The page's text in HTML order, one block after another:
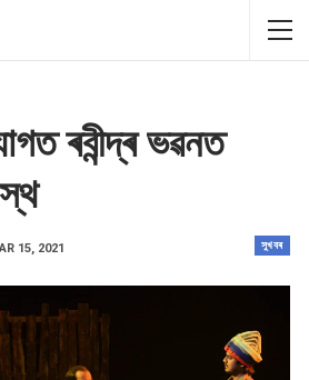
ৰবীন্দ্ৰ ভৱনত
সুখবৰ
15, 2021